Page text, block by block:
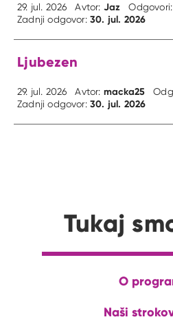
29. jul. 2026 Avtor: Jaz
Zadnji odgovor:30. jul. 2026
Ljubezen
29. jul. 2026 Avtor: macka25
Zadnji odgovor:30. jul. 2026
Tukaj
O
Naši